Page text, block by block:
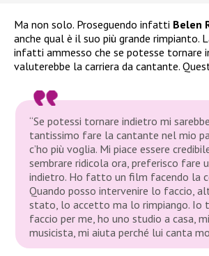
Ma non solo. Proseguendo infatti Belen
anche qual è il suo più grande rimpianto.
infatti ammesso che se potesse tornare
valuterebbe la carriera da cantante.
“Se potessi tornare indietro mi
tantissimo fare la cantante nel mio
c’ho più voglia. Mi piace essere
sembrare ridicola ora, preferisco fare
indietro. Ho fatto un film facendo la
Quando posso intervenire lo faccio,
stato, lo accetto ma lo rimpiango. Io
faccio per me, ho uno studio a casa,
musicista, mi aiuta perché lui canta